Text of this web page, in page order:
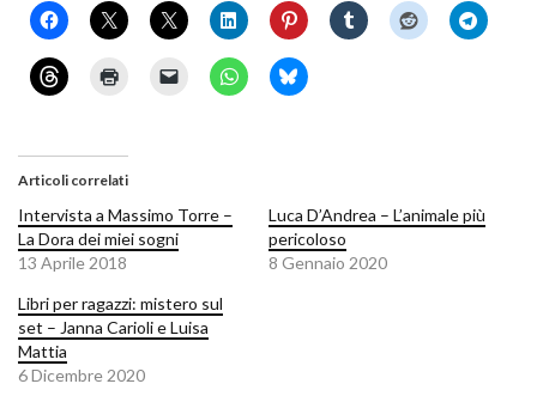
Articoli correlati
Intervista a Massimo Torre –
La Dora dei miei sogni
13 Aprile 2018
Luca D’Andrea – L’animale più
pericoloso
8 Gennaio 2020
Libri per ragazzi: mistero sul
set – Janna Carioli e Luisa
Mattia
6 Dicembre 2020